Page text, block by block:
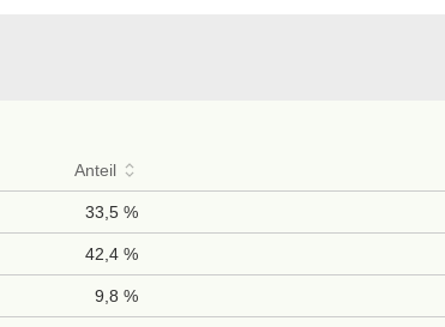
Anteil
33,5 %
42,4 %
9,8 %